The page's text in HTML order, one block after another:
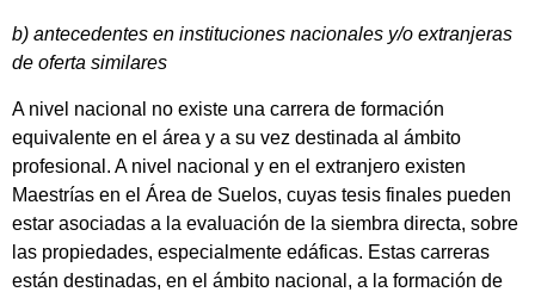
b) antecedentes en instituciones nacionales y/o extranjeras
de oferta similares
A nivel nacional no existe una carrera de formación
equivalente en el área y a su vez destinada al ámbito
profesional. A nivel nacional y en el extranjero existen
Maestrías en el Área de Suelos, cuyas tesis finales pueden
estar asociadas a la evaluación de la siembra directa, sobre
las propiedades, especialmente edáficas. Estas carreras
están destinadas, en el ámbito nacional, a la formación de